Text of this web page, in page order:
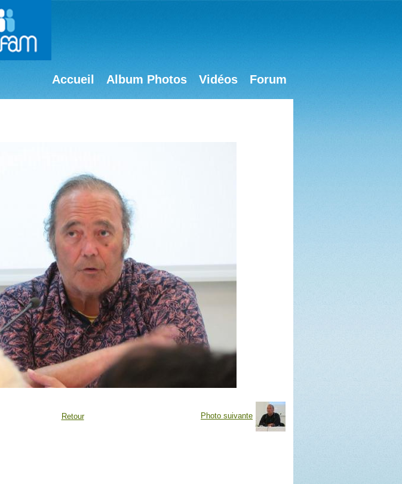
Accueil Album Photos Vidéos Forum
Retour Photo suivante